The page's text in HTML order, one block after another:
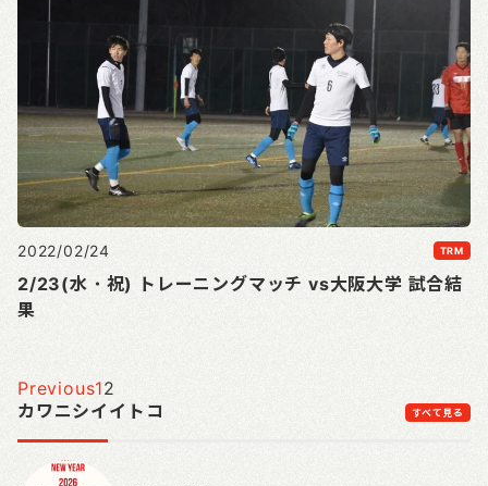
2022/02/24 TRM
2/23(水・祝) トレーニングマッチ vs大阪大学 試合結
果
Previous12
カワニシイイトコ
すべて見る